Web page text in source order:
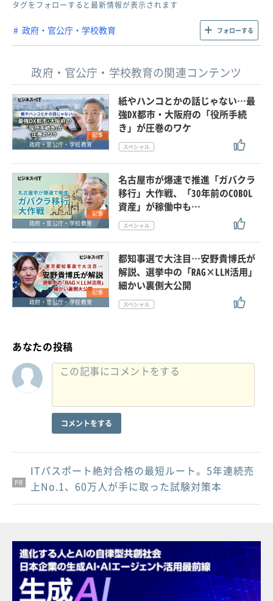
タグをフォローすると最新情報が表示されます
政府・官公庁・学校教育 フォローする
政府・官公庁・学校教育の関連コンテンツ
記事
政府・官公庁・学校教育
紙やハンコとかの話じゃない…最
強DX都市・大阪府の「役所手続
き」が圧巻のワケ
記事
政府・官公庁・学校教育
名古屋市が爆速で推進「ガバクラ
移行」大作戦、「30年前のCOBOL
資産」が稼働中も…
記事
政府・官公庁・学校教育
都知事選で大注目…安野貴博氏が
解説、選挙中の「RAG×LLM活用」
細かい裏側大公開
あなたの投稿
コメントをする
PR
PR
PR
ITパスポート絶対合格の最短ルート。5年連続売
上No.1、60万人が手に取った試験対策本